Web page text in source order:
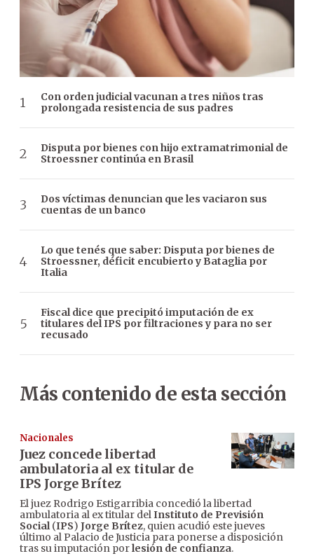
Con orden judicial vacunan a tres niños tras
prolongada resistencia de sus padres
Disputa por bienes con hijo extramatrimonial de
Stroessner continúa en Brasil
Dos víctimas denuncian que les vaciaron sus
cuentas de un banco
Lo que tenés que saber: Disputa por bienes de
Stroessner, déficit encubierto y Bataglia por
Italia
Fiscal dice que precipitó imputación de ex
titulares del IPS por filtraciones y para no ser
recusado
Más contenido de esta sección
Nacionales
Juez concede libertad
ambulatoria al ex titular de
IPS Jorge Brítez
El juez Rodrigo Estigarribia concedió la libertad
ambulatoria al ex titular delInstituto de Previsión
Social(IPS) Jorge Brítez, quien acudió este jueves
último al Palacio de Justicia para ponerse a disposición
tras su imputación porlesión de confianza.